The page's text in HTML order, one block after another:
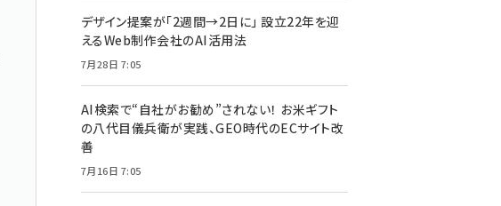
デザイン提案が「2週間→2日に」 設立22年を迎
えるWeb制作会社のAI活用法
7月28日 7:05
AI検索で“自社がお勧め”されない！ お米ギフト
の八代目儀兵衛が実践、GEO時代のECサイト改
善
7月16日 7:05